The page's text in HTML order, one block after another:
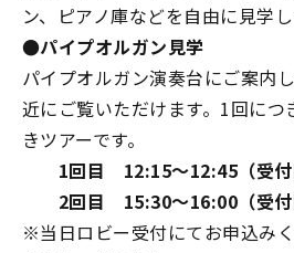
ン、ピアノ庫などを自由に見学し
●パイプオルガン見学
パイプオルガン演奏台にご案内
近にご覧いただけます。1回に
きツアーです。
1回目 12:15～12:45（受付
2回目 15:30～16:00（受付
※当日ロビー受付にてお申込み